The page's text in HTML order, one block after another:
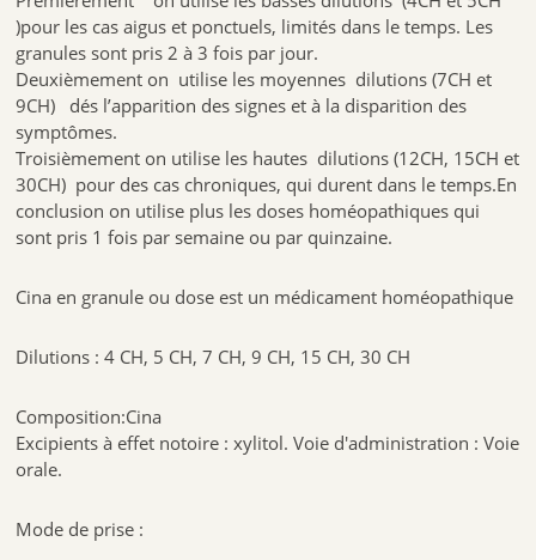
)pour les cas aigus et ponctuels, limités dans le temps. Les
granules sont pris 2 à 3 fois par jour.
Deuxièmement on utilise les moyennes dilutions (7CH et
9CH) dés l’apparition des signes et à la disparition des
symptômes.
Troisièmement on utilise les hautes dilutions (12CH, 15CH et
30CH) pour des cas chroniques, qui durent dans le temps.En
conclusion on utilise plus les doses homéopathiques qui
sont pris 1 fois par semaine ou par quinzaine.
Cina en granule ou dose est un médicament homéopathique
Dilutions : 4 CH, 5 CH, 7 CH, 9 CH, 15 CH, 30 CH
Composition:Cina
Excipients à effet notoire : xylitol. Voie d'administration : Voie
orale.
Mode de prise :